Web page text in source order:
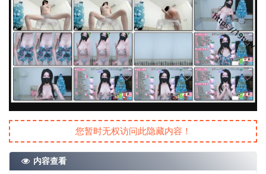
您暂时无权访问此隐藏内容！
内容查看